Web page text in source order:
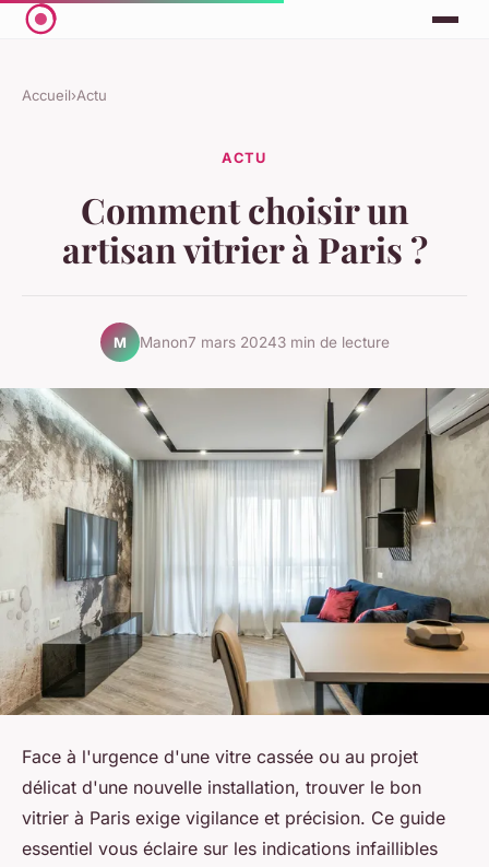
Accueil›Actu
ACTU
Comment choisir un
artisan vitrier à Paris ?
M Manon7 mars 20243 min de lecture
Face à l'urgence d'une vitre cassée ou au projet
délicat d'une nouvelle installation, trouver le bon
vitrier à Paris exige vigilance et précision. Ce guide
essentiel vous éclaire sur les indications infaillibles